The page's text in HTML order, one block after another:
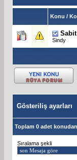
Konu /
Sabit
Sindy
Gösteriliş ayarları
Toplam 0 adet
Sıralama şekli